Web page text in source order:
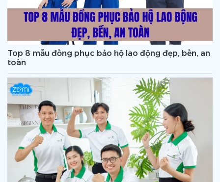
Top 8 mẫu đồng phục bảo hộ lao động đẹp, bền, an
toàn